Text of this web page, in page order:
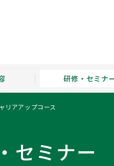
全国の生産性機関
ス）
研修・セミナ
幹部対象プログラム・
研究会プロ
アアップコース
セミナー